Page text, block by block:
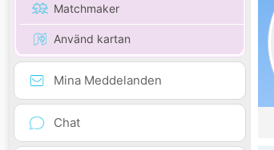
Matchmaker
Använd kartan
Mina Meddelanden
Chat